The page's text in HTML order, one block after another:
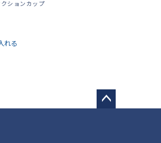
ションカップ
れる